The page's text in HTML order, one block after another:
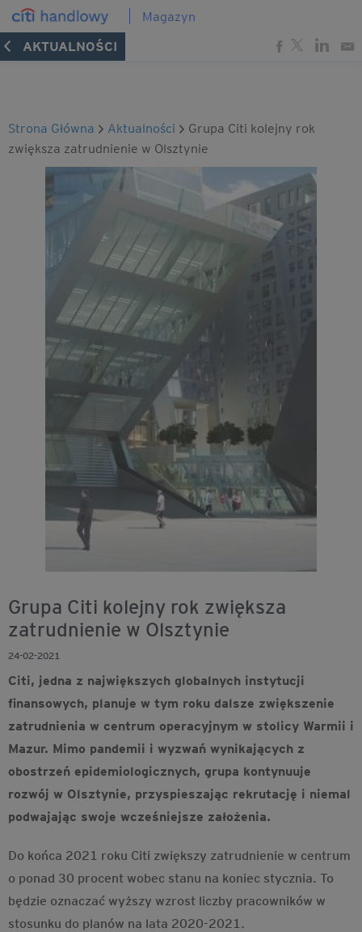
Magazyn
Strona Główna Aktualności
Grupa Citi kolejny rok
zwiększa zatrudnienie w Olsztynie
AKTUALNOŚCI
Grupa Citi kolejny rok zwiększa
zatrudnienie w Olsztynie
24-02-2021
Citi, jedna z największych globalnych instytucji
finansowych, planuje w tym roku dalsze zwiększenie
zatrudnienia w centrum operacyjnym w stolicy Warmii i
Mazur. Mimo pandemii i wyzwań wynikających z
obostrzeń epidemiologicznych, grupa kontynuuje
rozwój w Olsztynie, przyspieszając rekrutację i niemal
podwajając swoje wcześniejsze założenia.
Do końca 2021 roku Citi zwiększy zatrudnienie w centrum
o ponad 30 procent wobec stanu na koniec stycznia. To
będzie oznaczać wyższy wzrost liczby pracowników w
stosunku do planów na lata 2020-2021.